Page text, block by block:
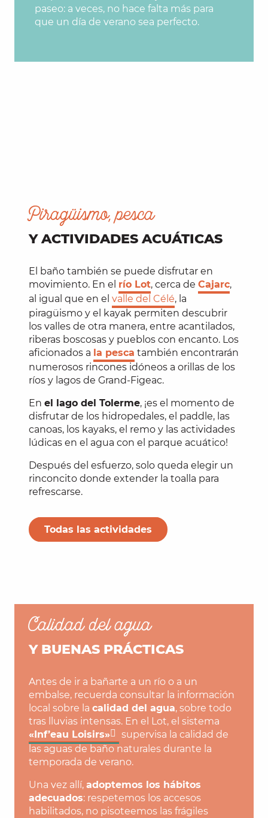
paseo: a veces, no hace falta más para
que un día de verano sea perfecto.
Piragüismo, pesca
Y ACTIVIDADES ACUÁTICAS
El baño también se puede disfrutar en
movimiento. En el río Lot, cerca de Cajarc,
al igual que en el valle del Célé, la
piragüismo y el kayak permiten descubrir
los valles de otra manera, entre acantilados,
riberas boscosas y pueblos con encanto. Los
aficionados a la pesca también encontrarán
numerosos rincones idóneos a orillas de los
ríos y lagos de Grand-Figeac.
En el lago del Tolerme, ¡es el momento de
disfrutar de los hidropedales, el paddle, las
canoas, los kayaks, el remo y las actividades
lúdicas en el agua con el parque acuático!
Después del esfuerzo, solo queda elegir un
rinconcito donde extender la toalla para
refrescarse.
Todas las actividades
Calidad del agua
Y BUENAS PRÁCTICAS
Antes de ir a bañarte a un río o a un
embalse, recuerda consultar la información
local sobre la calidad del agua, sobre todo
tras lluvias intensas. En el Lot, el sistema
«Inf’eau Loisirs»
supervisa la calidad de
las aguas de baño naturales durante la
temporada de verano.
Una vez allí, adoptemos los hábitos
adecuados: respetemos los accesos
habilitados, no pisoteemos las frágiles